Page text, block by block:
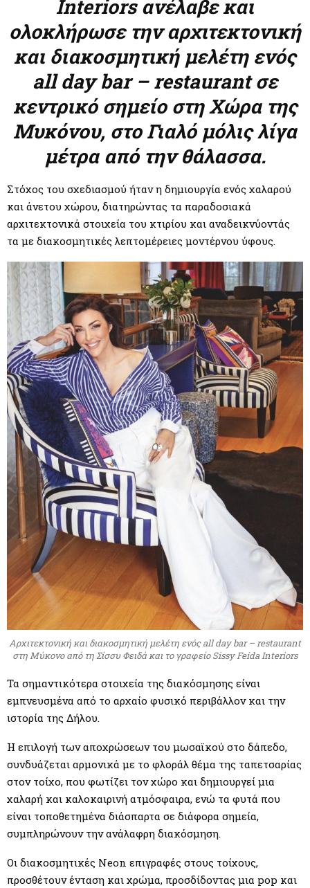
E
U
Interiors ανέλαβε και
ολοκλήρωσε την αρχιτεκτονική
και διακοσμητική μελέτη ενός
all day bar – restaurant σε
κεντρικό σημείο στη Χώρα της
Μυκόνου, στο Γιαλό μόλις λίγα
μέτρα από την θάλασσα.
Στόχος του σχεδιασμού ήταν η δημιουργία ενός χαλαρού
και άνετου χώρου, διατηρώντας τα παραδοσιακά
αρχιτεκτονικά στοιχεία του κτιρίου και αναδεικνύοντάς
τα με διακοσμητικές λεπτομέρειες μοντέρνου ύφους.
Αρχιτεκτονική και διακοσμητική μελέτη ενός all day bar – restaurant
στη Μύκονο από τη Σίσσυ Φειδά και το γραφείο Sissy Feida Interiors
Τα σημαντικότερα στοιχεία της διακόσμησης είναι
εμπνευσμένα από το αρχαίο φυσικό περιβάλλον και την
ιστορία της Δήλου.
Η επιλογή των αποχρώσεων του μωσαϊκού στο δάπεδο,
συνδυάζεται αρμονικά με το φλοράλ θέμα της ταπετσαρίας
στον τοίχο, που φωτίζει τον χώρο και δημιουργεί μια
χαλαρή και καλοκαιρινή ατμόσφαιρα, ενώ τα φυτά που
είναι τοποθετημένα διάσπαρτα σε διάφορα σημεία,
συμπληρώνουν την ανάλαφρη διακόσμηση.
Οι διακοσμητικές Neon επιγραφές στους τοίχους,
προσθέτουν ένταση και χρώμα, προσδίδοντας μια pop και